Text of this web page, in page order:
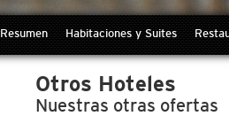
Resumen Habitaciones y Suites
Otros Hoteles
Nuestras otras ofertas